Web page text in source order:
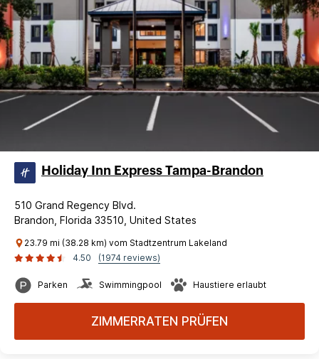
Holiday Inn Express Tampa-Brandon
510 Grand Regency Blvd.
Brandon, Florida 33510, United States
23.79 mi (38.28 km) vom Stadtzentrum Lakeland
4.50
(1974 reviews)
Parken Swimmingpool Haustiere erlaubt
ZIMMERRATEN PRÜFEN